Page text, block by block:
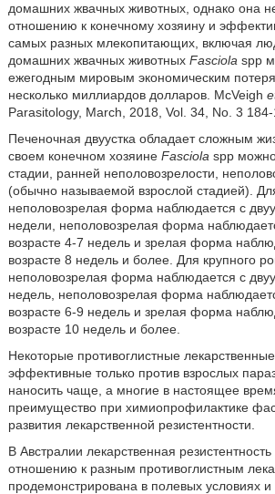
домашних жвачных животных, однако она
отношению к конечному хозяину и
самых разных млекопитающих, включая
домашних жвачных животных Fasciola spp
ежегодным мировым экономическим
несколько миллиардов долларов. McVeigh
Parasitology, March, 2018, Vol. 34, No. 3 184-
Печеночная двуустка обладает сложным
своем конечном хозяине Fasciola spp
стадии, ранней неполовозрелости,
(обычно называемой взрослой стадией).
неполовозрелая форма наблюдается с
недели, неполовозрелая форма
возрасте 4-7 недель и зрелая форма
возрасте 8 недель и более. Для крупного
неполовозрелая форма наблюдается с
недель, неполовозрелая форма
возрасте 6-9 недель и зрелая форма
возрасте 10 недель и более.
Некоторые противоглистные лекарственные
эффективные только против взрослых
наносить чаще, а многие в настоящее
преимущество при химиопрофилактике
развития лекарственной резистентности.
В Австралии лекарственная резистентность
отношению к разным противоглистным
продемонстрирована в полевых условиях и